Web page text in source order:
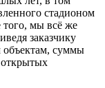
стадионом
того, мы всё же
заказчику
суммы